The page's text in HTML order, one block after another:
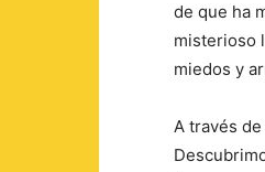
de que ha
misterioso
miedos y
A través